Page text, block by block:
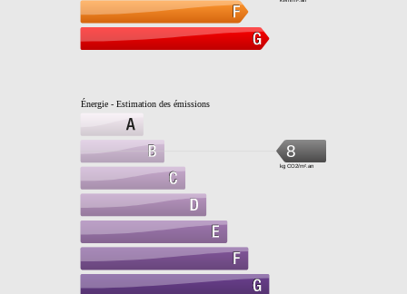
Énergie - Estimation des émissions
8
kg CO2/m².an